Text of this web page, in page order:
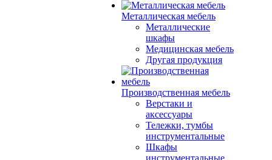
Металлическая мебель
Металлические
шкафы
Медицинская мебель
Другая продукция
Производственная мебель
Верстаки и
аксессуары
Тележки, тумбы
инструментальные
Шкафы
инструментальные